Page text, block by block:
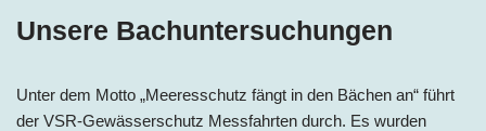
Unsere Bachuntersuchungen
Unter dem Motto „Meeresschutz fängt in den Bächen an“ führt
der VSR-Gewässerschutz Messfahrten durch. Es wurden